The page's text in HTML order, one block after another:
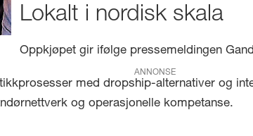
ANNONSE
Lokalt i nordisk skala
Oppkjøpet gir ifølge pressemeldingen
med dropship-alternativer og
og operasjonelle kompetanse.